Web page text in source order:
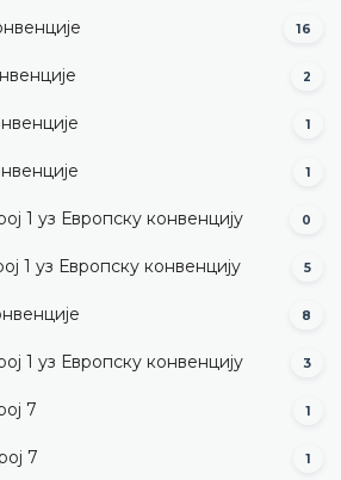
16
2
1
1
1 уз Европску конвенцију 0
1 уз Европску конвенцију 5
8
1 уз Европску конвенцију 3
7 1
7 1